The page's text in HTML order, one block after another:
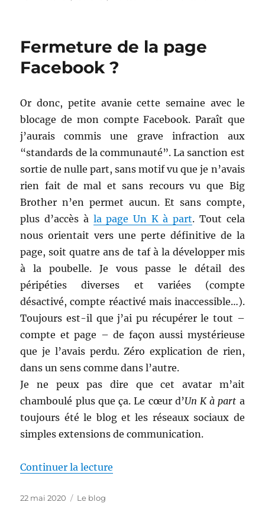
Fermeture de la page
Facebook ?
Or donc, petite avanie cette semaine avec le
blocage de mon compte Facebook. Paraît que
j’aurais commis une grave infraction aux
“standards de la communauté”. La sanction est
sortie de nulle part, sans motif vu que je n’avais
rien fait de mal et sans recours vu que Big
Brother n’en permet aucun. Et sans compte,
plus d’accès à la page Un K à part. Tout cela
nous orientait vers une perte définitive de la
page, soit quatre ans de taf à la développer mis
à la poubelle. Je vous passe le détail des
péripéties diverses et variées (compte
désactivé, compte réactivé mais inaccessible…).
Toujours est-il que j’ai pu récupérer le tout –
compte et page – de façon aussi mystérieuse
que je l’avais perdu. Zéro explication de rien,
dans un sens comme dans l’autre.
Je ne peux pas dire que cet avatar m’ait
chamboulé plus que ça. Le cœur d’Un K à part a
toujours été le blog et les réseaux sociaux de
simples extensions de communication.
Continuer la lecture
Publié
22 mai 2020 Catégories
Le blog